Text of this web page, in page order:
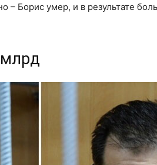
– Борис умер, и в результате